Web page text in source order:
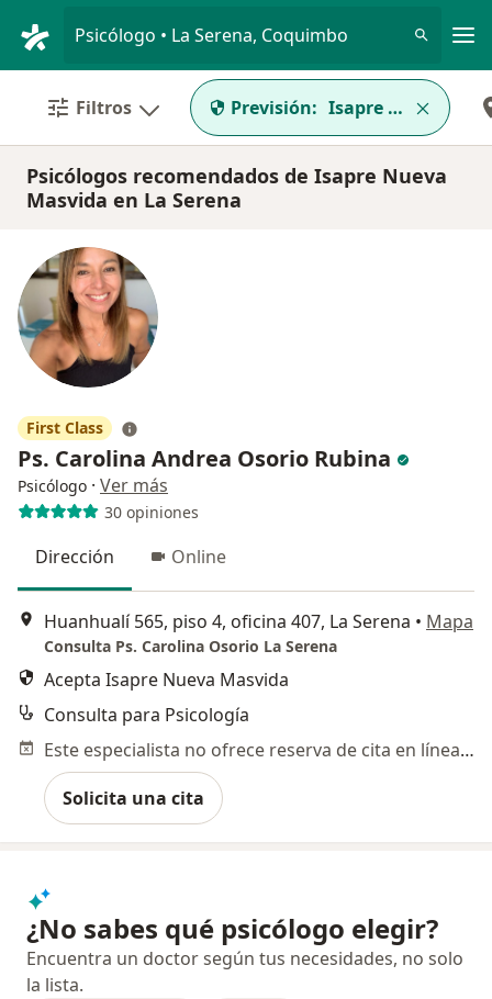
Psicólogo • La Serena, Coquimbo
Filtros Previsión: Isapre Nueva
Psicólogos recomendados de Isapre Nueva
Masvida en La Serena
First Class
Ps. Carolina Andrea Osorio Rubina
Psicólogo · Ver más
30 opiniones
Dirección Online
Huanhualí 565, piso 4, oficina 407, La Serena • Mapa
Consulta Ps. Carolina Osorio La Serena
Acepta Isapre Nueva Masvida
Consulta para Psicología
Este especialista no ofrece reserva de cita en línea en esta dirección.
Solicita una cita
¿No sabes qué psicólogo elegir?
Encuentra un doctor según tus necesidades, no solo
la lista.